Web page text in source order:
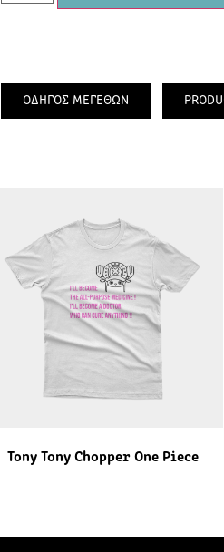
ΟΔΗΓΟΣ ΜΕΓΕΘΩΝ
Tony Tony Chopper One Piece